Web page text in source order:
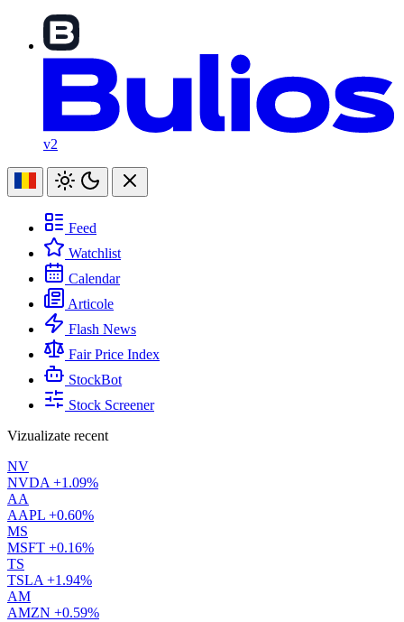
v2
Feed
Watchlist
Calendar
Articole
Flash News
Fair Price Index
StockBot
Stock Screener
Vizualizate recent
NV
NVDA +1.09%
AA
AAPL +0.60%
MS
MSFT +0.16%
TS
TSLA +1.94%
AM
AMZN +0.59%